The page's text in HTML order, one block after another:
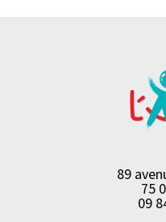
89
75
09